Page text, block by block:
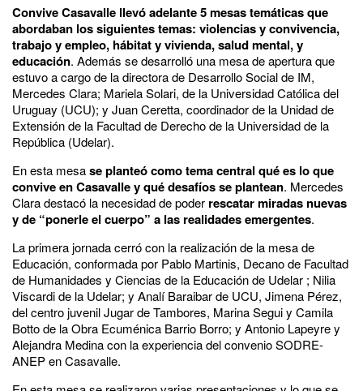
Convive Casavalle llevó adelante 5 mesas temáticas que
abordaban los siguientes temas: violencias y convivencia,
trabajo y empleo, hábitat y vivienda, salud mental, y
educación. Además se desarrolló una mesa de apertura que
estuvo a cargo de la directora de Desarrollo Social de IM,
Mercedes Clara; Mariela Solari, de la Universidad Católica del
Uruguay (UCU); y Juan Ceretta, coordinador de la Unidad de
Extensión de la Facultad de Derecho de la Universidad de la
República (Udelar).
En esta mesase planteó como tema central qué es lo que
convive en Casavalle y qué desafíos se plantean. Mercedes
Clara destacó la necesidad de poder rescatar miradas nuevas
y de “ponerle el cuerpo” a las realidades emergentes.
La primera jornada cerró con la realización de la mesa de
Educación, conformada por Pablo Martinis, Decano de Facultad
de Humanidades y Ciencias de la Educación de Udelar ; Nilia
Viscardi de la Udelar; y Analí Baraibar de UCU, Jimena Pérez,
del centro juvenil Jugar de Tambores, Marina Segui y Camila
Botto de la Obra Ecuménica Barrio Borro; y Antonio Lapeyre y
Alejandra Medina con la experiencia del convenio SODRE-
ANEP en Casavalle.